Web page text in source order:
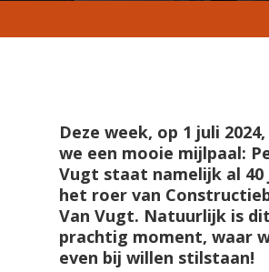
Deze week, op 1 juli
we een mooie mijlpaal:
Vugt staat namelijk al 40
het roer van
Van Vugt. Natuurlijk is
prachtig moment, waar
even bij willen stilstaan!